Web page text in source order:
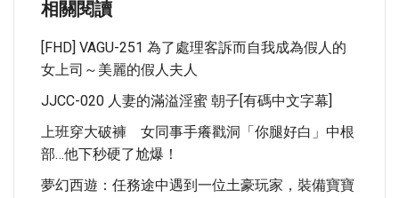
相關閱讀
[FHD] VAGU-251 為了處理客訴而自我成為假人的
女上司～美麗的假人夫人
JJCC-020 人妻的滿溢淫蜜 朝子[有碼中文字幕]
上班穿大破褲 女同事手癢戳洞「你腿好白」中根
部…他下秒硬了尬爆！
夢幻西遊：任務途中遇到一位土豪玩家，裝備寶寶